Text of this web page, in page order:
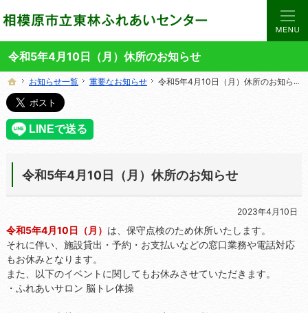
令和5年4月10日（月）休所のお知らせ
ホーム
お知らせ一覧 重要なお知らせ 令和5年4月10日（月）休所のお知らせ
令和5年4月10日（月）休所のお知らせ
2023年4月10日
令和5年4月10日（月） は、保守点検のため休所いたします。
それに伴い、施設貸出・予約・お支払いなどの窓口業務や電話対応
もお休みとなります。
また、以下のイベントに関してもお休みさせていただきます。
・ふれあいサロン 脳トレ体操
ホーム
お知らせ一覧 重要なお知らせ 令和5年4月10日（月）休所のお知らせ